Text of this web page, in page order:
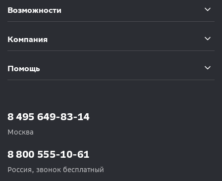
Возможности
Компания
Помощь
8 495 649-83-14
Москва
8 800 555-10-61
Россия, звонок бесплатный